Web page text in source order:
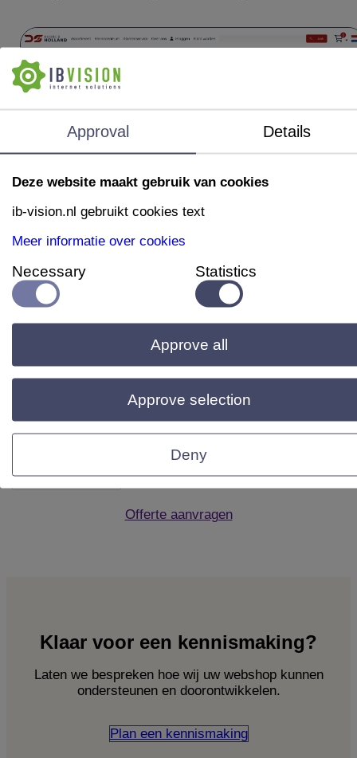
Daarnaast is meertaligheid consequent doorgevoerd tot
op het niveau van artikeleigenschappen en bijbehorende
waarden, zodat productinformatie in alle talen volledig en
consistent beschikbaar is.
Offerte aanvragen
Klaar voor een kennismaking?
Laten we bespreken hoe wij uw webshop kunnen
ondersteunen en doorontwikkelen.
Plan een kennismaking
Approval Details
Deze website maakt gebruik van cookies
ib-vision.nl gebruikt cookies text
Meer informatie over cookies
Necessary Statistics
Deny
Approve selection
Approve all